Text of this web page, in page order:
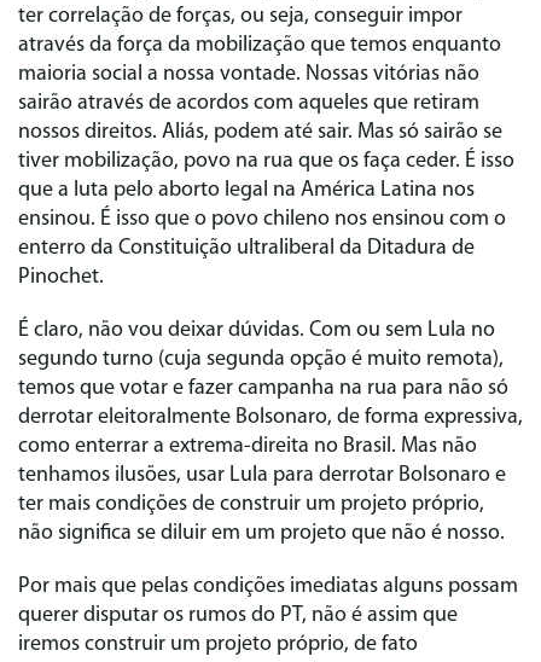
ter correlação de forças, ou seja, conseguir impor
através da força da mobilização que temos enquanto
maioria social a nossa vontade. Nossas vitórias não
sairão através de acordos com aqueles que retiram
nossos direitos. Aliás, podem até sair. Mas só sairão se
tiver mobilização, povo na rua que os faça ceder. É isso
que a luta pelo aborto legal na América Latina nos
ensinou. É isso que o povo chileno nos ensinou com o
enterro da Constituição ultraliberal da Ditadura de
Pinochet.
É claro, não vou deixar dúvidas. Com ou sem Lula no
segundo turno (cuja segunda opção é muito remota),
temos que votar e fazer campanha na rua para não só
derrotar eleitoralmente Bolsonaro, de forma expressiva,
como enterrar a extrema-direita no Brasil. Mas não
tenhamos ilusões, usar Lula para derrotar Bolsonaro e
ter mais condições de construir um projeto próprio,
não significa se diluir em um projeto que não é nosso.
Por mais que pelas condições imediatas alguns possam
querer disputar os rumos do PT, não é assim que
iremos construir um projeto próprio, de fato